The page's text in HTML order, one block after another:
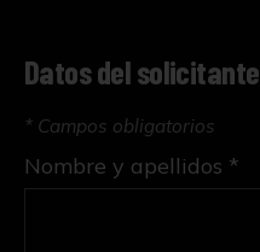
Datos del solicitante
* Campos obligatorios
Nombre y apellidos *